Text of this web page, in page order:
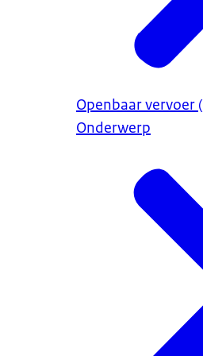
Openbaar vervoer
Onderwerp